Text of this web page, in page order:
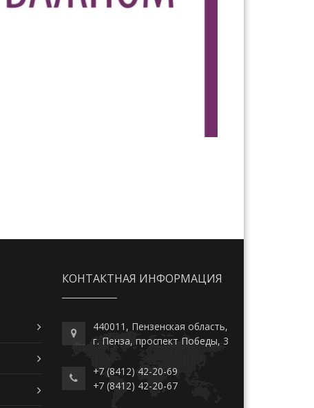
КОНТАКТНАЯ ИНФОРМАЦИЯ
440011, Пензенская область,
г. Пенза, проспект Победы, 3
+7 (8412) 42-20-69
+7 (8412) 42-20-67